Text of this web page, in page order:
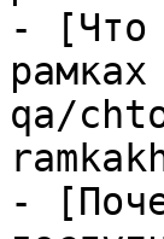
- [Что
qa/
-